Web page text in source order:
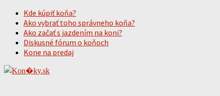
Kde kúpiť koňa?
Ako vybrať toho správneho koňa?
Ako začať s jazdením na koni?
Diskusné fórum o koňoch
Kone na predaj